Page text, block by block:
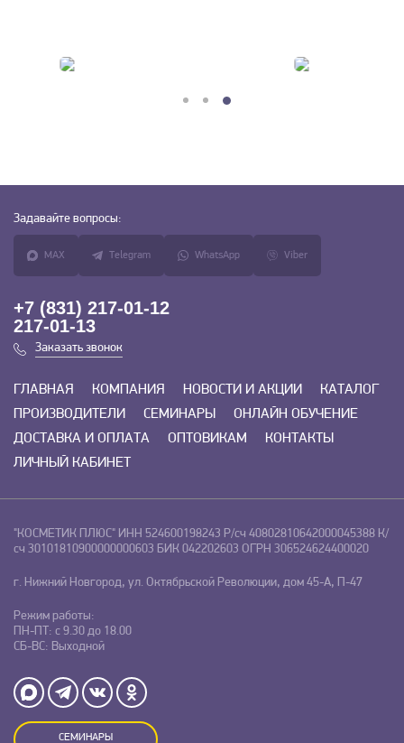
Задавайте вопросы:
MAX Telegram WhatsApp Viber
+7 (831) 217-01-12
217-01-13
Заказать звонок
ГЛАВНАЯ КОМПАНИЯ НОВОСТИ И АКЦИИ
КАТАЛОГ
ПРОИЗВОДИТЕЛИ
СЕМИНАРЫ
ОНЛАЙН ОБУЧЕНИЕ
ДОСТАВКА И ОПЛАТА
ОПТОВИКАМ
КОНТАКТЫ
ЛИЧНЫЙ КАБИНЕТ
"КОСМЕТИК ПЛЮС" ИНН 524600198243 Р/сч 40802810642000045388 К/
сч 30101810900000000603 БИК 042202603 ОГРН 306524624400020
г. Нижний Новгород, ул. Октябрьской Революции, дом 45-А, П-47
Режим работы:
ПН-ПТ: с 9.30 до 18.00
СБ-ВС: Выходной
СЕМИНАРЫ